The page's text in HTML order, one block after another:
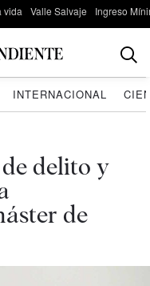
vida Valle Salvaje Ingreso
INTERNACIONAL
delito y
de